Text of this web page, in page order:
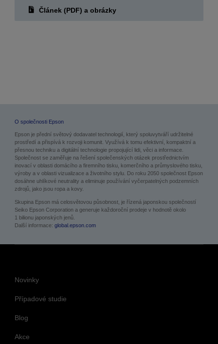
Epson je přední světový dodavatel technologií, který spoluvytváří udržitelné
prostředí a přispívá k rozvoji komunit. Využívá k tomu efektivní, kompaktní a
přesnou techniku a digitální technologie propojující lidi, věci a informace.
Společnost se zaměřuje na řešení společenských otázek prostřednictvím
inovací v oblasti domácího a firemního tisku, komerčního a průmyslového tisku,
výroby a v oblasti vizualizace a životního stylu. Do roku 2050 společnost Epson
dosáhne uhlíkové neutrality a eliminuje používání vyčerpatelných podzemních
zdrojů, jako jsou ropa a kovy.
Skupina Epson má celosvětovou působnost, je řízená japonskou společností
Seiko Epson Corporation a generuje každoroční prodeje v hodnotě okolo
1 bilionu japonských jenů.
Další informace: global.epson.com